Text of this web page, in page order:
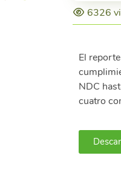
6326
El
NDC
cuatro